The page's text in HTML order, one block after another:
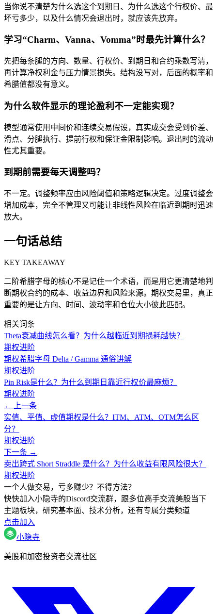
当你说不清楚为什么选这个到期日、为什么选这个行权价、最
坏亏多少，以及什么情况会退出时，就应该先放弃。
学习“Charm、Vanna、Vomma”时最先计算什么？
先把每条腿的方向、数量、行权价、到期日和合约乘数写清，
再计算净权利金与压力情景损失。结构没写对，后面的概率和
希腊值都没有意义。
为什么软件显示的理论盈利不一定能实现？
模型通常使用中间价和连续交易假设，真实成交会受到价差、
滑点、分腿执行、提前行权和保证金限制影响。退出时的流动
性尤其重要。
到期前需要每天调整吗？
不一定。调整频率应由风险阈值和策略逻辑决定。过度调整会
增加成本，完全不管理又可能让非线性风险在临近到期时迅速
放大。
一句话总结
KEY TAKEAWAY
二阶希腊字母的核心不是记住一个术语，而是用它更清楚地判
断期权合约的成本、收益边界和风险来源。期权交易里，真正
重要的是让方向、时间、波动率和仓位大小彼此匹配。
相关词条
Theta衰减曲线怎么看？为什么越临近到期损耗越快？
期权进阶
期权希腊字母 Delta / Gamma 通俗讲解
期权进阶
Pin Risk是什么？为什么到期日靠近行权价最麻烦？
期权进阶
← 上一条
实值、平值、虚值期权是什么？ITM、ATM、OTM怎么区
分？
期权进阶
下一条 →
卖出跨式 Short Straddle 是什么？为什么收益有限风险很大？
期权进阶
一个人做交易，亏多赚少？不得方法？
快快加入小隐寺的Discord交流群，跟多位高手交流美股当下
主题板块，研究基本面、技术分析，还有专属分类频道
点击加入
小隐寺
美股和加密投资者交流社区